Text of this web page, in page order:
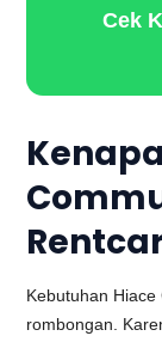
Cek
Kebutuhan
rombongan.